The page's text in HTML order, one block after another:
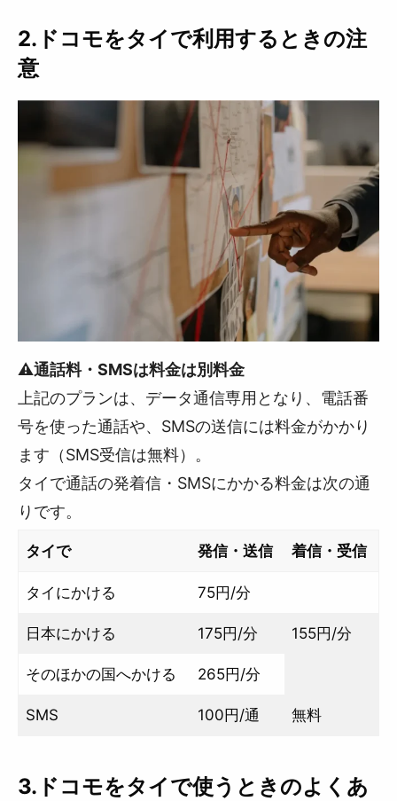
2.ドコモをタイで利用するときの注
意
⚠️通話料・SMSは料金は別料金
上記のプランは、データ通信専用となり、電話番
号を使った通話や、SMSの送信には料金がかかり
ます（SMS受信は無料）。
タイで通話の発着信・SMSにかかる料金は次の通
りです。
タイで 発信・送信 着信・受信
タイにかける 75円/分
日本にかける 175円/分 155円/分
そのほかの国へかける 265円/分
SMS 100円/通 無料
3.ドコモをタイで使うときのよくあ